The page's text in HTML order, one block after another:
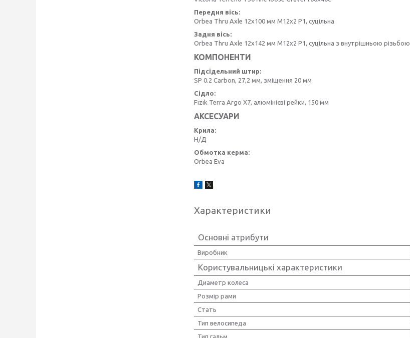
Передня вісь:
Orbea Thru Axle 12x100 мм M12x2 P1, суцільна
Задня вісь:
Orbea Thru Axle 12x142 мм M12x2 P1, суцільна з внутрішньою різьбою
КОМПОНЕНТИ
Підсідельний штир:
SP 0.2 Carbon, 27,2 мм, зміщення 20 мм
Сідло:
Fizik Terra Argo X7, алюмінієві рейки, 150 мм
АКСЕСУАРИ
Крила:
Н/Д
Обмотка керма:
Orbea Eva
Характеристики
Основні атрибути
Виробник
Користувальницькі характеристики
Диаметр колеса
Розмір рами
Стать
Тип велосипеда
Тип гальм